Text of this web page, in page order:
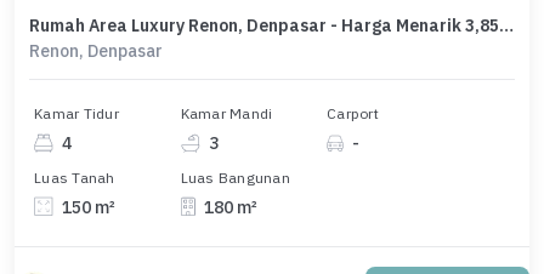
Rumah Area Luxury Renon, Denpasar - Harga Menarik 3,85 Miliar
Renon, Denpasar
Kamar Tidur
4
Kamar Mandi
3
Carport
-
Luas Tanah
150 m²
Luas Bangunan
180 m²